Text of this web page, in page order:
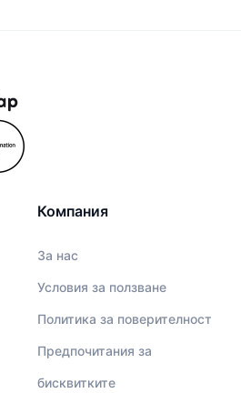
Компания
За нас
Условия за ползване
Политика за поверителност
Предпочитания за
бисквитките